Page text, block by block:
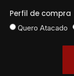
Perfil de compra
Quero Atacado